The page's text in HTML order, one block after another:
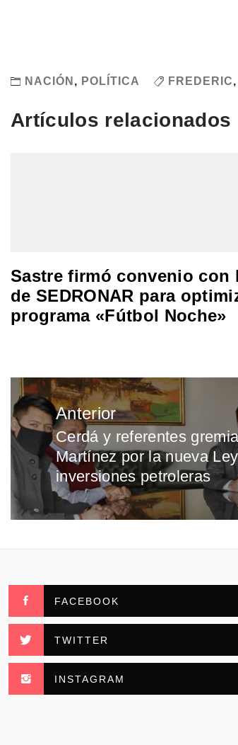
NACIÓN , POLÍTICA FREDERIC,
Artículos relacionados
Sastre firmó convenio con
de SEDRONAR para
programa «Fútbol Noche»
Navegación
de
entradas
Anterior
Entrada
anterior:
Cerdá y referentes
Martínez por la nueva
inversiones petroleras
FACEBOOK
TWITTER
INSTAGRAM